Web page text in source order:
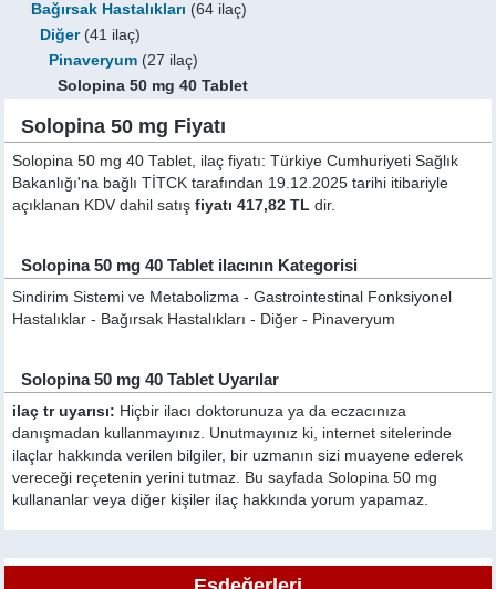
Bağırsak Hastalıkları (64 ilaç)
Diğer(41 ilaç)
Pinaveryum (27 ilaç)
Solopina 50 mg 40 Tablet
Solopina 50 mg Fiyatı
Solopina 50 mg 40 Tablet, ilaç fiyatı: Türkiye Cumhuriyeti Sağlık
Bakanlığı'na bağlı TİTCK tarafından 19.12.2025 tarihi itibariyle
açıklanan KDV dahil satışfiyatı 417,82 TL dir.
Solopina 50 mg 40 Tablet ilacının Kategorisi
Sindirim Sistemi ve Metabolizma - Gastrointestinal Fonksiyonel
Hastalıklar - Bağırsak Hastalıkları - Diğer - Pinaveryum
Solopina 50 mg 40 Tablet Uyarılar
ilaç tr uyarısı: Hiçbir ilacı doktorunuza ya da eczacınıza
danışmadan kullanmayınız. Unutmayınız ki, internet sitelerinde
ilaçlar hakkında verilen bilgiler, bir uzmanın sizi muayene ederek
vereceği reçetenin yerini tutmaz. Bu sayfada Solopina 50 mg
kullananlar veya diğer kişiler ilaç hakkında yorum yapamaz.